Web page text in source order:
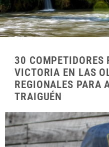
30 COMPETIDORES
VICTORIA EN LAS
REGIONALES PARA
TRAIGUÉN